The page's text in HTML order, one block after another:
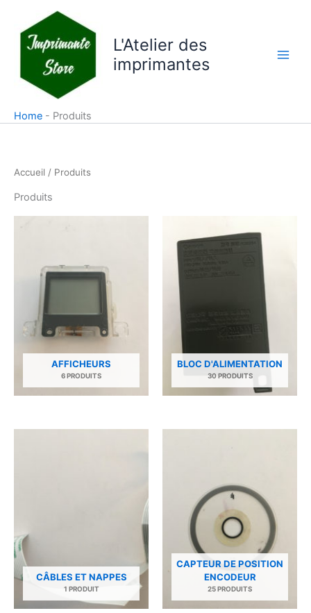
contenu
L'Atelier des
imprimantes
Home - Produits
Accueil / Produits
Produits
AFFICHEURS
6 PRODUITS
BLOC D'ALIMENTATION
30 PRODUITS
CÂBLES ET NAPPES
1 PRODUIT
CAPTEUR DE POSITION
ENCODEUR
25 PRODUITS